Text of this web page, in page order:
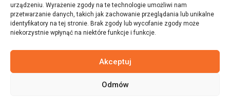
urządzeniu. Wyrażenie zgody na te technologie umożliwi nam
przetwarzanie danych, takich jak zachowanie przeglądania lub unikalne
identyfikatory na tej stronie. Brak zgody lub wycofanie zgody może
niekorzystnie wpłynąć na niektóre funkcje i funkcje.
Akceptuj
Odmów